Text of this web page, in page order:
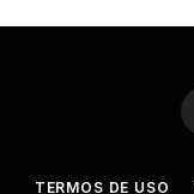
TERMOS DE USO